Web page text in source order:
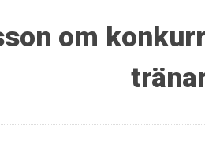
om